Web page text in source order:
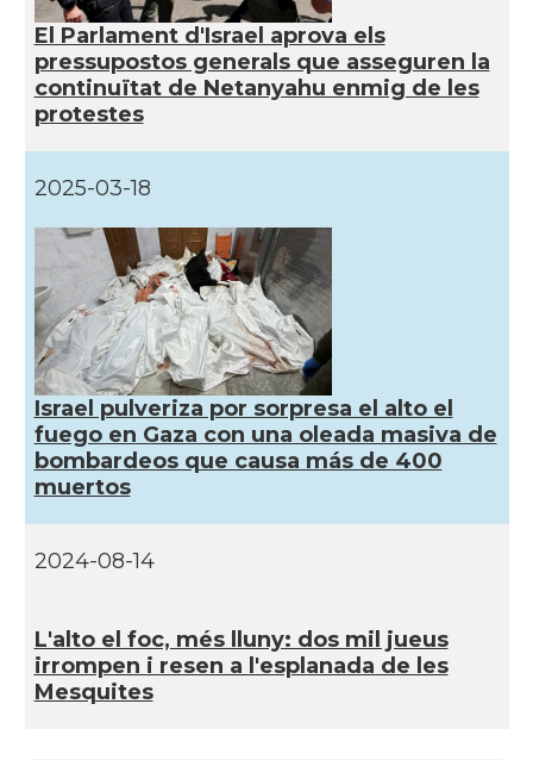
El Parlament d'Israel aprova els
pressupostos generals que asseguren la
continuïtat de Netanyahu enmig de les
protestes
2025-03-18
Israel pulveriza por sorpresa el alto el
fuego en Gaza con una oleada masiva de
bombardeos que causa más de 400
muertos
2024-08-14
L'alto el foc, més lluny: dos mil jueus
irrompen i resen a l'esplanada de les
Mesquites